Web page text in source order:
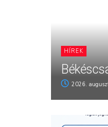
HÍREK
2026.